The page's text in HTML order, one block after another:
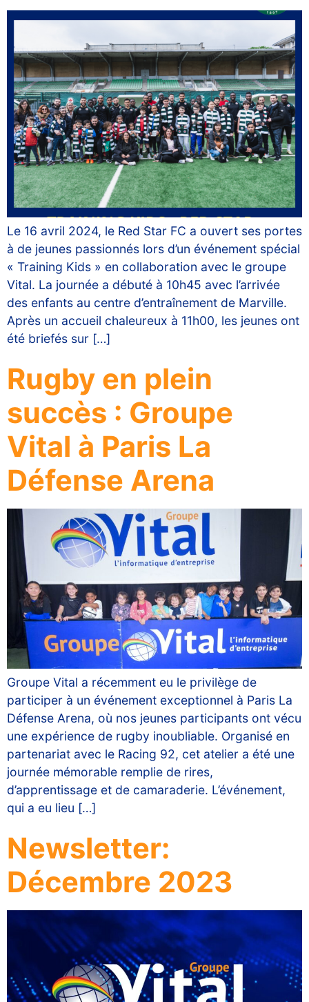
Le 16 avril 2024, le Red Star FC a ouvert ses portes
à de jeunes passionnés lors d’un événement spécial
« Training Kids » en collaboration avec le groupe
Vital. La journée a débuté à 10h45 avec l’arrivée
des enfants au centre d’entraînement de Marville.
Après un accueil chaleureux à 11h00, les jeunes ont
été briefés sur […]
Rugby en plein
succès : Groupe
Vital à Paris La
Défense Arena
Groupe Vital a récemment eu le privilège de
participer à un événement exceptionnel à Paris La
Défense Arena, où nos jeunes participants ont vécu
une expérience de rugby inoubliable. Organisé en
partenariat avec le Racing 92, cet atelier a été une
journée mémorable remplie de rires,
d’apprentissage et de camaraderie. L’événement,
qui a eu lieu […]
Newsletter:
Décembre 2023